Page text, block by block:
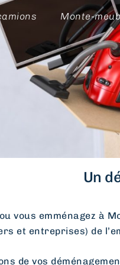
Monte-
Un
vous emménagez à
et entreprises) de
de vos